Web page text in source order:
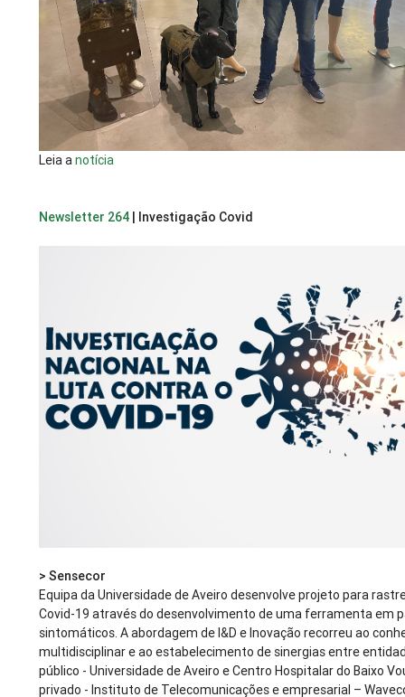
Leia anotícia
Newsletter 264 | Investigação Covid
> Sensecor
Equipa da Universidade de Aveiro desenvolve projeto para
Covid-19 através do desenvolvimento de uma ferramenta em
sintomáticos. A abordagem de I&D e Inovação recorreu ao
multidisciplinar e ao estabelecimento de sinergias entre
público - Universidade de Aveiro e Centro Hospitalar do Baixo
privado - Instituto de Telecomunicações e empresarial –